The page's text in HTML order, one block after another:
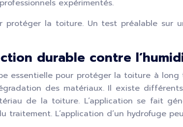
expérimentés.
protéger la toiture. Un test préalable
durable contre
essentielle pour protéger la toiture à
des matériaux. Il existe
de la toiture. L’application se fait
L’application d’un hydrofuge